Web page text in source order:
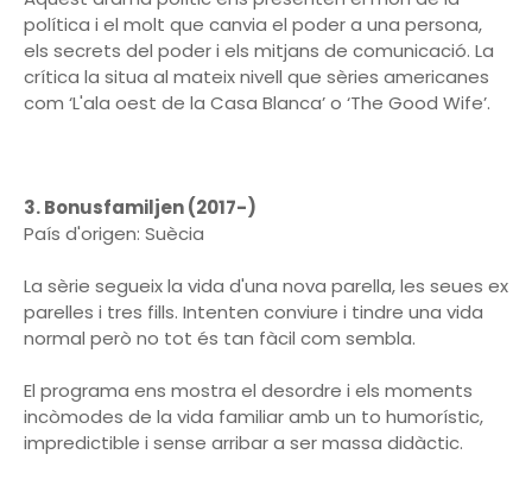
política i el molt que canvia el poder a una persona,
els secrets del poder i els mitjans de comunicació. La
crítica la situa al mateix nivell que sèries americanes
com ‘L'ala oest de la Casa Blanca’ o ‘The Good Wife’.
3. Bonusfamiljen (2017-)
País d'origen: Suècia
La sèrie segueix la vida d'una nova parella, les seues ex
parelles i tres fills. Intenten conviure i tindre una vida
normal però no tot és tan fàcil com sembla.
El programa ens mostra el desordre i els moments
incòmodes de la vida familiar amb un to humorístic,
impredictible i sense arribar a ser massa didàctic.